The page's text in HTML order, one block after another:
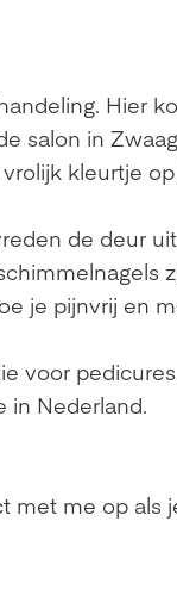
Hier
salon in
kleurtje
de deur
je pijnvrij en
voor
in Nederland.
met me op als